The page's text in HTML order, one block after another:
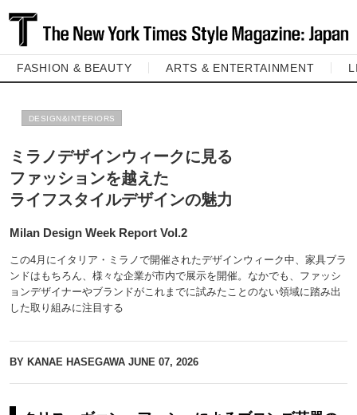
FASHION & BEAUTY ARTS & ENTERTAINMENT
DESIGN&INTERIORS
ミラノデザインウィークに見る
ファッションを越えた
ライフスタイルデザインの魅力
Milan Design Week Report Vol.2
この4月にイタリア・ミラノで開催されたデザインウィーク中、家具ブラ
ンドはもちろん、様々な企業が市内で展示を開催。なかでも、ファッシ
ョンデザイナーやブランドがこれまでに試みたことのない領域に踏み出
した取り組みに注目する
BY KANAE HASEGAWA JUNE 07, 2026